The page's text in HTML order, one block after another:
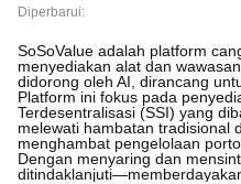
Diperbarui:
SoSoValue adalah platform
menyediakan alat dan
didorong oleh AI, dirancang
Platform ini fokus pada
Terdesentralisasi (SSI) yang
melewati hambatan tradisional
menghambat pengelolaan
Dengan menyaring dan